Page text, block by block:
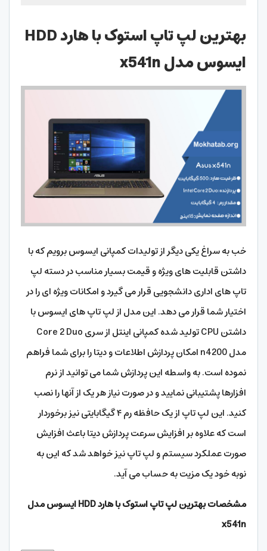
بهترین لپ تاپ استوک با هارد HDD
ایسوس مدل x541n
خب به سراغ یکی دیگر از تولیدات کمپانی ایسوس برویم که با
داشتن قابلیت های ویژه و قیمت بسیار مناسب در دسته لپ
تاپ های اداری دانشجویی قرار می گیرد و امکانات ویژه ای را در
اختیار شما قرار می دهد. این مدل از لپ تاپ های ایسوس با
داشتن CPU تولید شده کمپانی اینتل از سری Core 2 Duo
مدل n4200 امکان پردازش اطلاعات و دیتا را برای شما فراهم
نموده است. به واسطه این پردازش شما می توانید از نرم
افزارها پشتیبانی نمایید و در صورت نیاز هر یک از آنها را نصب
کنید. این لپ تاپ از یک حافظه رم ۴ گیگابایتی نیز برخوردار
است که علاوه بر افزایش سرعت پردازش دیتا باعث افزایش
صورت عملکرد سیستم و لپ‌ تاپ نیز خواهد شد که این به
نوبه خود یک مزیت به حساب می‌ آید.
مشخصات بهترین لپ تاپ استوک با هارد HDD ایسوس مدل
x541n